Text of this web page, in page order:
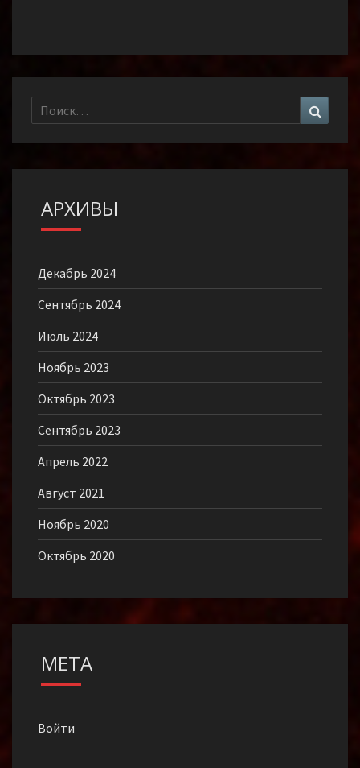
Найти:
АРХИВЫ
Декабрь 2024
Сентябрь 2024
Июль 2024
Ноябрь 2023
Октябрь 2023
Сентябрь 2023
Апрель 2022
Август 2021
Ноябрь 2020
Октябрь 2020
МЕТА
Войти